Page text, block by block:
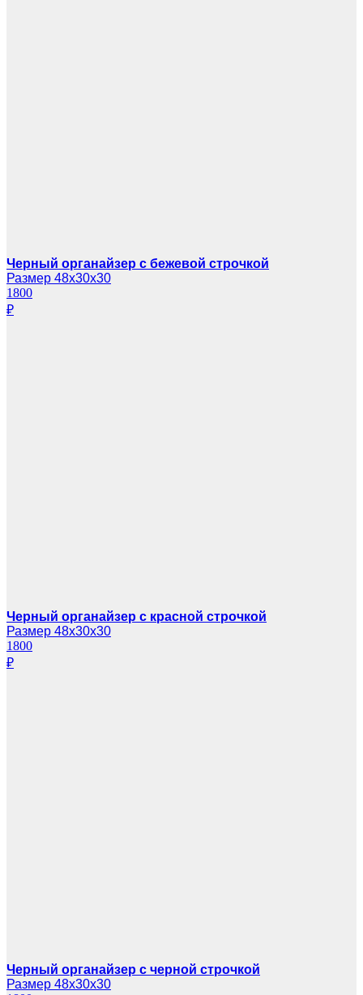
Черный органайзер с бежевой строчкой
Размер 48х30х30
1800
₽
Черный органайзер с красной строчкой
Размер 48х30х30
1800
₽
Черный органайзер с черной строчкой
Размер 48х30х30